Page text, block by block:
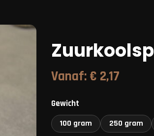
Vanaf: € 2,17
Gewicht
100 gram 250 gram